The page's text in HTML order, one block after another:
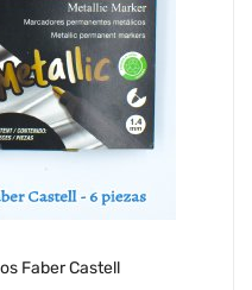
Faber Castell